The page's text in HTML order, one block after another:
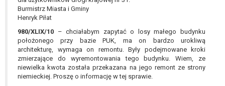
Burmistrz Miasta i Gminy
Henryk Piłat
980/XLIX/10 – chciałabym zapytać o losy małego budynku
położonego przy bazie PUK, ma on bardzo urokliwą
architekturę, wymaga on remontu. Były podejmowane kroki
zmierzające do wyremontowania tego budynku. Wiem, ze
niewielka kwota została przekazana na jego remont ze strony
niemieckiej. Proszę o informację w tej sprawie.